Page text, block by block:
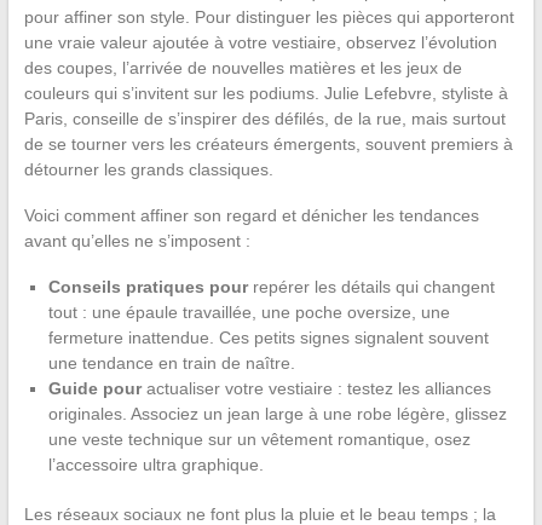
pour affiner son style. Pour distinguer les pièces qui apporteront
une vraie valeur ajoutée à votre vestiaire, observez l’évolution
des coupes, l’arrivée de nouvelles matières et les jeux de
couleurs qui s’invitent sur les podiums. Julie Lefebvre, styliste à
Paris, conseille de s’inspirer des défilés, de la rue, mais surtout
de se tourner vers les créateurs émergents, souvent premiers à
détourner les grands classiques.
Voici comment affiner son regard et dénicher les tendances
avant qu’elles ne s’imposent :
Conseils pratiques pourrepérer les détails qui changent
tout : une épaule travaillée, une poche oversize, une
fermeture inattendue. Ces petits signes signalent souvent
une tendance en train de naître.
Guide pouractualiser votre vestiaire : testez les alliances
originales. Associez un jean large à une robe légère, glissez
une veste technique sur un vêtement romantique, osez
l’accessoire ultra graphique.
Les réseaux sociaux ne font plus la pluie et le beau temps ; la